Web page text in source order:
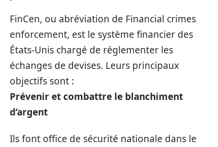
FinCen, ou abréviation de Financial crimes
enforcement, est le système financier des
États-Unis chargé de réglementer les
échanges de devises. Leurs principaux
objectifs sont :
Prévenir et combattre le blanchiment
d’argent
Ils font office de sécurité nationale dans le